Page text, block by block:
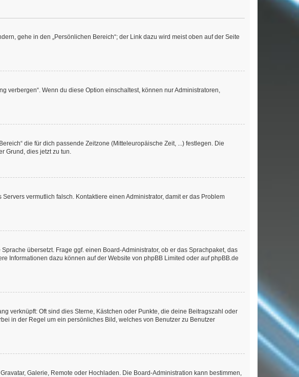
gehe in den „Persönlichen Bereich“; der Link dazu wird meist oben auf der Seite
verbergen“. Wenn du diese Option einschaltest, können nur Administratoren,
die für dich passende Zeitzone (Mitteleuropäische Zeit, ...) festlegen. Die
Grund, dies jetzt zu tun.
vermutlich falsch. Kontaktiere einen Administrator, damit er das Problem
übersetzt. Frage ggf. einen Board-Administrator, ob er das Sprachpaket, das
Informationen dazu können auf der Website von phpBB Limited oder aufphpBB.de
verknüpft: Oft sind dies Sterne, Kästchen oder Punkte, die deine Beitragszahl oder
in der Regel um ein persönliches Bild, welches von Benutzer zu Benutzer
Galerie, Remote oder Hochladen. Die Board-Administration kann bestimmen,